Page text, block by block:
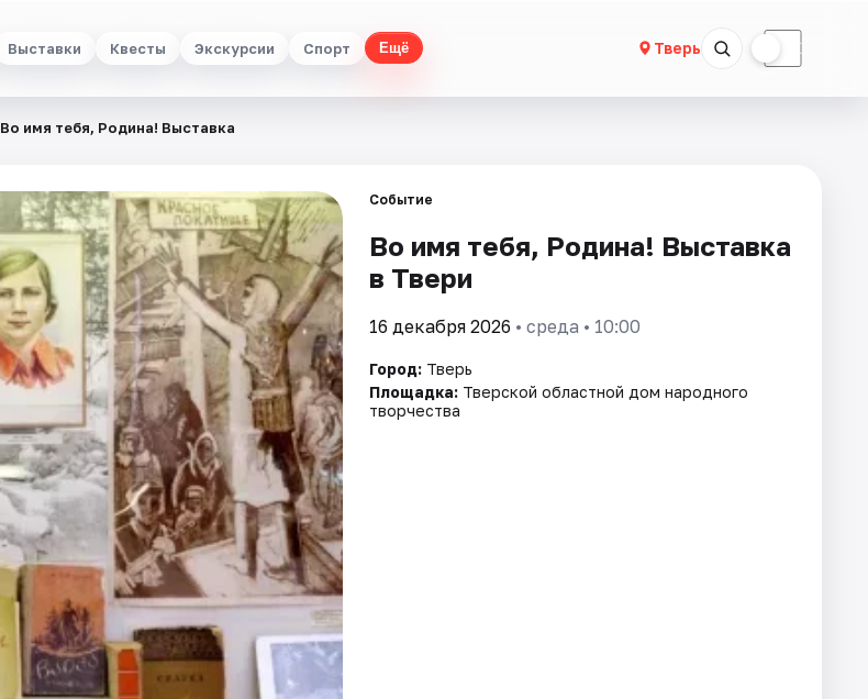
Выставки Квесты Экскурсии Спорт Ещё Тверь ☾
Во имя тебя, Родина! Выставка
Событие
Во имя тебя, Родина! Выставка
в Твери
16 декабря 2026 • среда • 10:00
Город: Тверь
Площадка: Тверской областной дом народного
творчества